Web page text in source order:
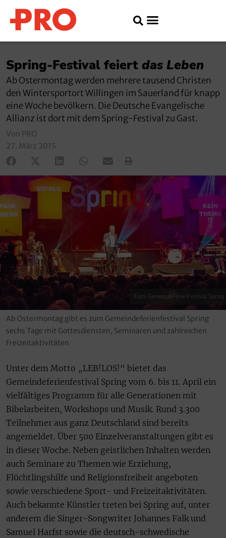
Spring-Festival feiert das Leben
Ab Ostermontag werden mehrere tausend Christen
den Wintersportort Willingen im Sauerland für knapp
eine Woche bevölkern. Die Deutsche Evangelische
Allianz ist dort mit dem Spring-Festival zu Gast.
Von PRO
27. März 2015
Foto: GemeindeFerienFestival Spring
Ab Ostermontag gibt es zum Gemeindeferienfestival Spring
sechs Tage mit Gottesdiensten, Seminaren und zahlreichen
Freizeitaktivitäten
Unter dem Motto „LEB!LOS!“ bietet das
Gemeindeferienfestival Spring vom 6. bis 11. April ein
vielfältiges Programm für alle Generationen mit
Bibelarbeiten, Workshops und Musik. Rund 3.300
Teilnehmer aus ganz Deutschland sind bereits
angemeldet. Über 500 Einzelveranstaltungen gibt es
in dieser Woche. Neben geistlichen Inhalten werden
auch Seminare zu Themen wie Erziehung,
Flüchtlingshilfe und Religionsfreiheit angeboten
sowie verschiedene Sport- und Freizeitaktivitäten.
Auch bekannte Künstler treten bei Spring auf, unter
anderem die Singer-Songwriter Johannes Falk und
Samuel Harfst sowie die deutsch-schwedische